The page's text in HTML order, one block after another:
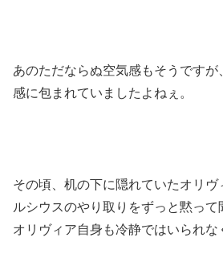
あのただならぬ空気感もそうです
感に包まれていましたよねぇ。
その頃、机の下に隠れていたオリヴ
ルシウスのやり取りをずっと黙って
オリヴィア自身も冷静ではいられな